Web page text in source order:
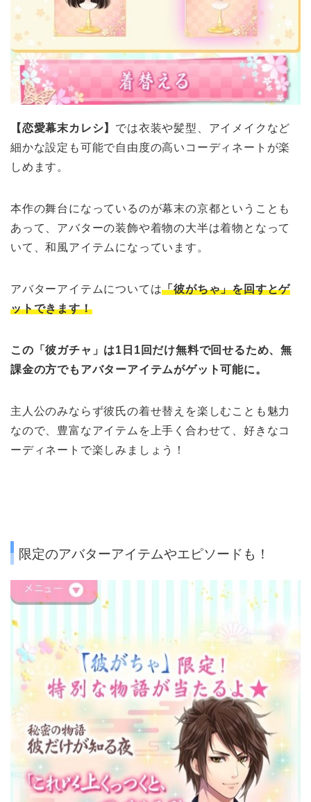
【恋愛幕末カレシ】 では衣装や髪型、アイメイクなど
細かな設定も可能で自由度の高いコーディネートが楽
しめます。
本作の舞台になっているのが幕末の京都ということも
あって、アバターの装飾や着物の大半は着物となって
いて、和風アイテムになっています。
アバターアイテムについては「彼がちゃ」を回すとゲ
ットできます！
この「彼ガチャ」は1日1回だけ無料で回せるため、無
課金の方でもアバターアイテムがゲット可能に。
主人公のみならず彼氏の着せ替えを楽しむことも魅力
なので、豊富なアイテムを上手く合わせて、好きなコ
ーディネートで楽しみましょう！
限定のアバターアイテムやエピソードも！